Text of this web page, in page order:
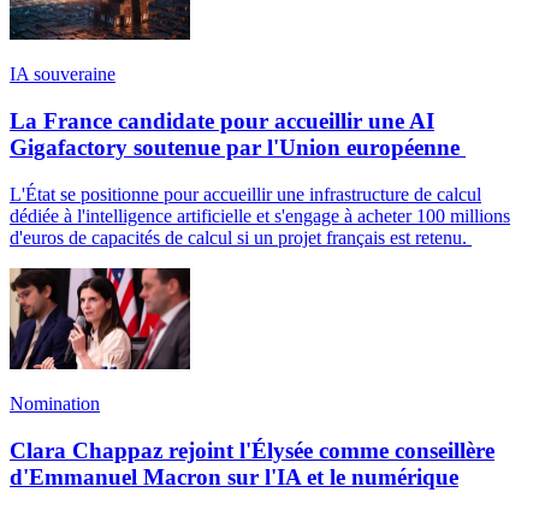
IA souveraine
La France candidate pour accueillir une AI
Gigafactory soutenue par l'Union européenne
L'État se positionne pour accueillir une infrastructure de calcul
dédiée à l'intelligence artificielle et s'engage à acheter 100 millions
d'euros de capacités de calcul si un projet français est retenu.
Nomination
Clara Chappaz rejoint l'Élysée comme conseillère
d'Emmanuel Macron sur l'IA et le numérique